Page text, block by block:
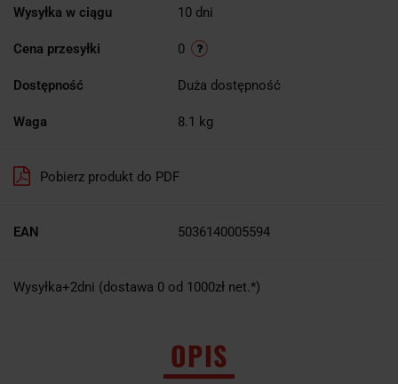
Wysyłka w ciągu 10 dni
Cena przesyłki 0
Dostępność Duża dostępność
Waga 8.1 kg
Pobierz produkt do PDF
EAN 5036140005594
Wysyłka+2dni (dostawa 0 od 1000zł net.*)
OPIS